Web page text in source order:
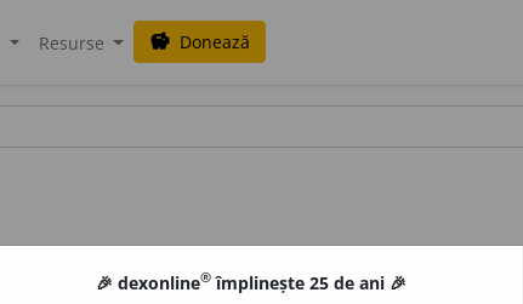
Resurse savings Donează
🎉 dexonline® împlinește 25 de ani 🎉